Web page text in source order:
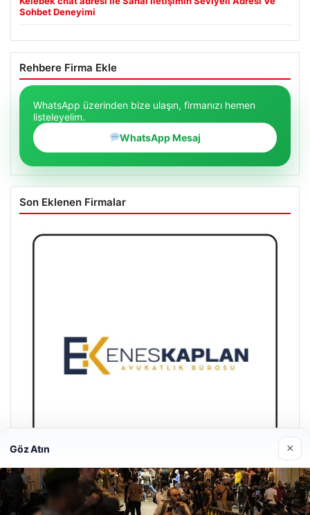
Sohbet Deneyimi
Rehbere Firma Ekle
WhatsApp üzerinden bize ulaşın, firmanızı hemen
listeleyelim.
WhatsApp Mesaj
Son Eklenen Firmalar
Enes Kaplan Avukatlık Bürosu
Göz Atın ×